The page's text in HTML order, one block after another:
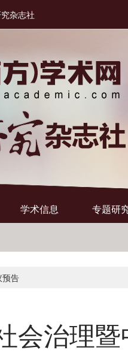
杂志社
学术信息 专题研
预告
会治理